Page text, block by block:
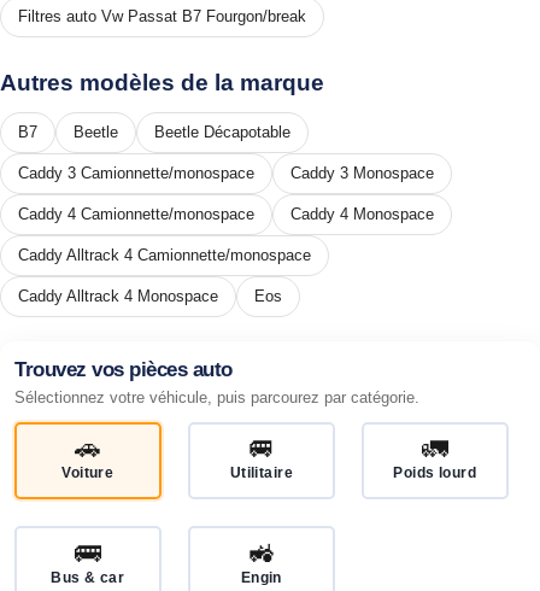
Filtres auto Vw Passat B7 Fourgon/break
Autres modèles de la marque
B7 Beetle Beetle Décapotable
Caddy 3 Camionnette/monospace Caddy 3 Monospace
Caddy 4 Camionnette/monospace Caddy 4 Monospace
Caddy Alltrack 4 Camionnette/monospace
Caddy Alltrack 4 Monospace Eos
Trouvez vos pièces auto
Sélectionnez votre véhicule, puis parcourez par catégorie.
🚗
Voiture
🚐
Utilitaire
🚛
Poids lourd
🚌
Bus & car
🚜
Engin